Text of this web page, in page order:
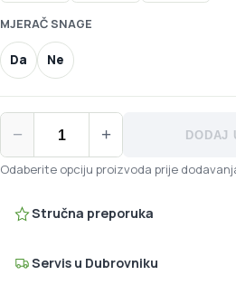
MJERAČ SNAGE
Da Ne
−
SRAM XX Eagle AXS Transmission
+ DODAJ
Odaberite opciju proizvoda prije
Stručna preporuka
Servis u Dubrovniku